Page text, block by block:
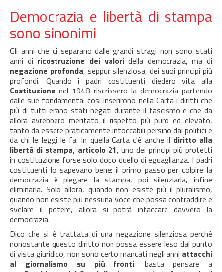
Democrazia e libertà di stampa
sono sinonimi
Gli anni che ci separano dalle grandi stragi non sono stati
anni di ricostruzione dei valoridella democrazia, ma di
negazione profonda, seppur silenziosa, dei suoi principi più
profondi. Quando i padri costituenti diedero vita alla
Costituzione nel 1948 riscrissero la democrazia partendo
dalle sue fondamenta: così inserirono nella Carta i diritti che
più di tutti erano stati negati durante il fascismo e che da
allora avrebbero meritato il rispetto più puro ed elevato,
tanto da essere praticamente intoccabili persino dai politici e
da chi le leggi le fa. In quella Carta c'è anche il diritto alla
libertà di stampa, articolo 21, uno dei principi più protetti
in costituzione forse solo dopo quello di eguaglianza. I padri
costituenti lo sapevano bene: il primo passo per colpire la
democrazia è piegare la stampa, poi silenziarla, infine
eliminarla. Solo allora, quando non esiste più il pluralismo,
quando non esiste più nessuna voce che possa contraddire e
svelare il potere, allora si potrà intaccare davvero la
democrazia.
Dico che si è trattata di una negazione silenziosa perché
nonostante questo diritto non possa essere leso dal punto
di vista giuridico, non sono certo mancati negli anni attacchi
al giornalismo su più fronti: basta pensare a